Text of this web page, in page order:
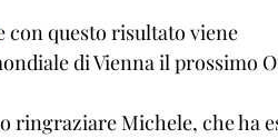
con questo risultato viene
di Vienna il prossimo
ringraziare Michele, che ha